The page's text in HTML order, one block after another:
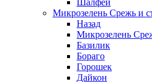
Шалфей
Микрозелень Срежь и
Назад
Микрозелень
Базилик
Бораго
Горошек
Дайкон